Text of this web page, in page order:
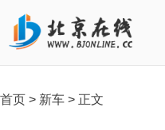
首页 > 新车 > 正文